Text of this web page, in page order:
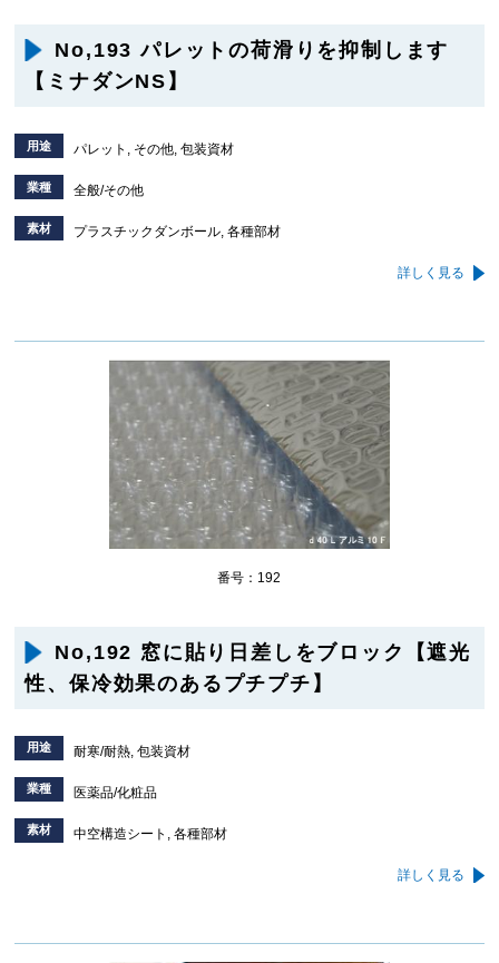
No,193 パレットの荷滑りを抑制します
【ミナダンNS】
用途 パレット, その他, 包装資材
業種 全般/その他
素材 プラスチックダンボール, 各種部材
詳しく見る
番号：192
No,192 窓に貼り日差しをブロック【遮光
性、保冷効果のあるプチプチ】
用途 耐寒/耐熱, 包装資材
業種 医薬品/化粧品
素材 中空構造シート, 各種部材
詳しく見る